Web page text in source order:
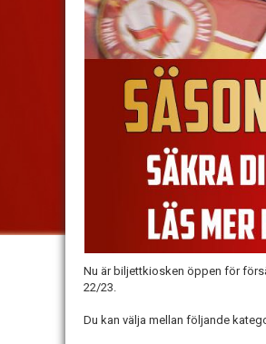
Nu är biljettkiosken öppen för
22/23.
Du kan välja mellan följande